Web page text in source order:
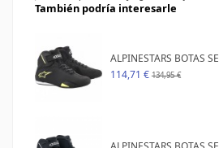
También podría interesarle
ALPINESTARS BOTAS
114,71 € 134,95 €